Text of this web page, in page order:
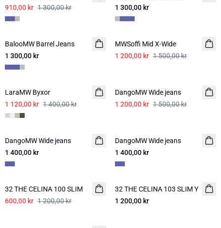
910,00 kr 1 300,00 kr
1 300,00 kr
NYHET
BalooMW Barrel Jeans
1 300,00 kr
-20%
MWSoffi Mid X-Wide
1 200,00 kr 1 500,00 kr
-20%
LaraMW Byxor
1 120,00 kr 1 400,00 kr
DangoMW Wide jeans
1 200,00 kr 1 500,00 kr
DangoMW Wide jeans
1 400,00 kr
DangoMW Wide jeans
1 400,00 kr
-50%
32 THE CELINA 100 SLIM
600,00 kr 1 200,00 kr
32 THE CELINA 103 SLIM Y
1 200,00 kr